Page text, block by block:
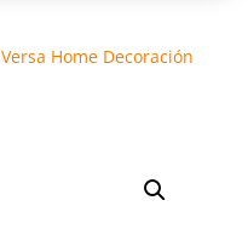
Versa Home Decoración